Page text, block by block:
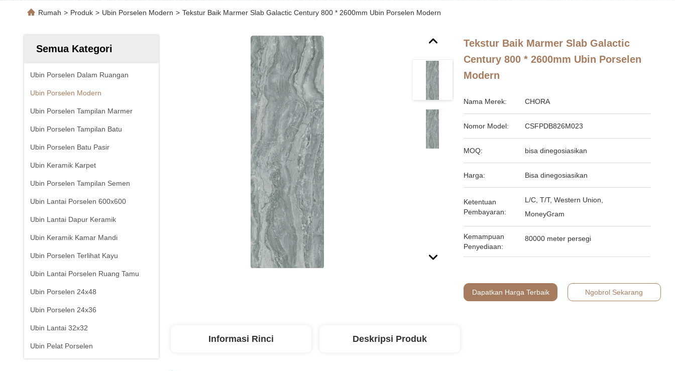
Rumah > Produk > Ubin Porselen Modern > Tekstur Baik Marmer Slab Galactic Century 800 * 2600mm Ubin Porselen Modern
Semua Kategori
Ubin Porselen Dalam Ruangan
Ubin Porselen Modern
Ubin Porselen Tampilan Marmer
Ubin Porselen Tampilan Batu
Ubin Porselen Batu Pasir
Ubin Keramik Karpet
Ubin Porselen Tampilan Semen
Ubin Lantai Porselen 600x600
Ubin Lantai Dapur Keramik
Ubin Keramik Kamar Mandi
Ubin Porselen Terlihat Kayu
Ubin Lantai Porselen Ruang Tamu
Ubin Porselen 24x48
Ubin Porselen 24x36
Ubin Lantai 32x32
Ubin Pelat Porselen
Tekstur Baik Marmer Slab Galactic
Century 800 * 2600mm Ubin Porselen
Modern
Nama Merek: CHORA
Nomor Model: CSFPDB826M023
MOQ: bisa dinegosiasikan
Harga: Bisa dinegosiasikan
Ketentuan
Pembayaran:
L/C, T/T, Western Union,
MoneyGram
Kemampuan
Penyediaan:
80000 meter persegi
Dapatkan Harga Terbaik Ngobrol Sekarang
Informasi Rinci Deskripsi Produk